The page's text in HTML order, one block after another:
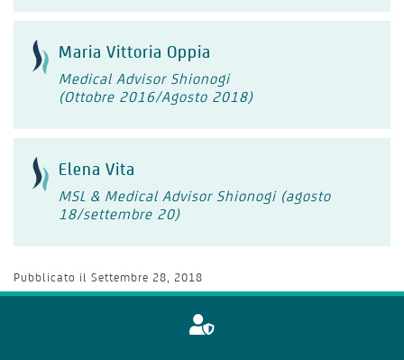
Maria Vittoria Oppia
Medical Advisor Shionogi
(Ottobre 2016/Agosto 2018)
Elena Vita
MSL & Medical Advisor Shionogi (agosto
18/settembre 20)
Pubblicato il Settembre 28, 2018